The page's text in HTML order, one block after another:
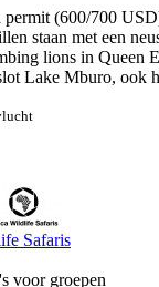
(600/700
staan met een
lions in Queen
Lake Mburo, ook
Safaris